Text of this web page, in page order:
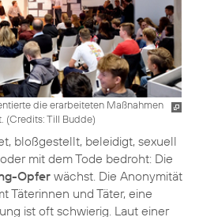
die erarbeiteten Maßnahmen
(Credits: Till Budde)
bloßgestellt, beleidigt, sexuell
mit dem Tode bedroht: Die
Opfer wächst. Die Anonymität
Täterinnen und Täter, eine
ist oft schwierig. Laut einer